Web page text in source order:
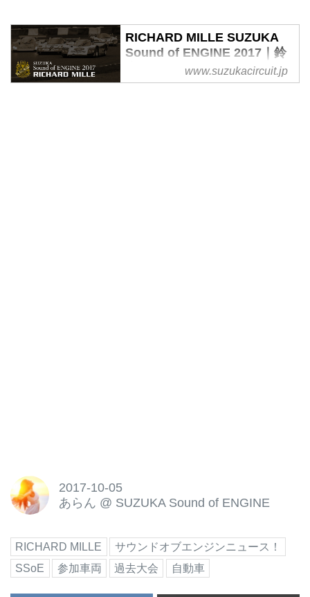
RICHARD MILLE SUZUKA
Sound of ENGINE 2017｜鈴
鹿サーキットwww.suzukacircuit.jp
2017-10-05
あらん @ SUZUKA Sound of ENGINE
RICHARD MILLE
サウンドオブエンジンニュース！
SSoE
参加車両 過去大会 自動車